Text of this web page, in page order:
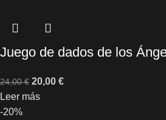
Juego de dados de los
24,00€ 20,00 €
Leer más
-20%